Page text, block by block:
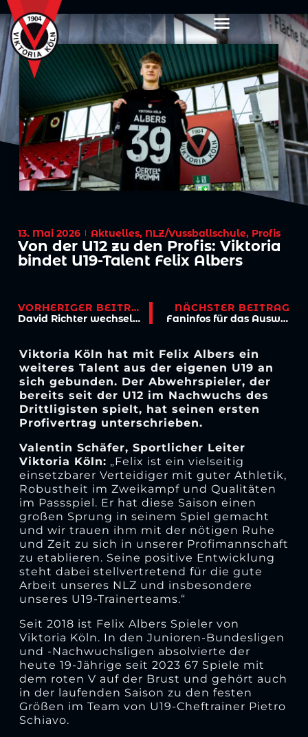
13. Mai 2026 Aktuelles, NLZ/Vussballschule, Profis
Von der U12 zu den Profis: Viktoria
bindet U19-Talent Felix Albers
VORHERIGER BEITRAG
David Richter wechselt nach Chemnitz
NÄCHSTER BEITRAG
Faninfos für das Auswärtsspiel in Duisburg
Viktoria Köln hat mit Felix Albers ein
weiteres Talent aus der eigenen U19 an
sich gebunden. Der Abwehrspieler, der
bereits seit der U12 im Nachwuchs des
Drittligisten spielt, hat seinen ersten
Profivertrag unterschrieben.
Valentin Schäfer, Sportlicher Leiter
Viktoria Köln: „Felix ist ein vielseitig
einsetzbarer Verteidiger mit guter Athletik,
Robustheit im Zweikampf und Qualitäten
im Passspiel. Er hat diese Saison einen
großen Sprung in seinem Spiel gemacht
und wir trauen ihm mit der nötigen Ruhe
und Zeit zu sich in unserer Profimannschaft
zu etablieren. Seine positive Entwicklung
steht dabei stellvertretend für die gute
Arbeit unseres NLZ und insbesondere
unseres U19-Trainerteams.“
Seit 2018 ist Felix Albers Spieler von
Viktoria Köln. In den Junioren-Bundesligen
und -Nachwuchsligen absolvierte der
heute 19-Jährige seit 2023 67 Spiele mit
dem roten V auf der Brust und gehört auch
in der laufenden Saison zu den festen
Größen im Team von U19-Cheftrainer Pietro
Schiavo.